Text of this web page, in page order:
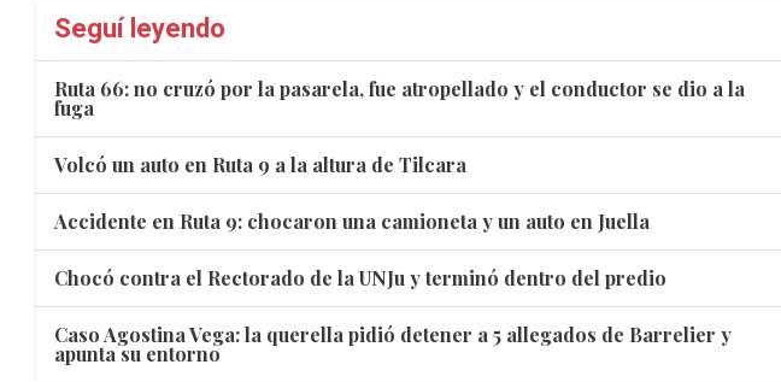
Seguí leyendo
Ruta 66: no cruzó por la pasarela, fue atropellado y el conductor se dio a la
fuga
Volcó un auto en Ruta 9 a la altura de Tilcara
Accidente en Ruta 9: chocaron una camioneta y un auto en Juella
Chocó contra el Rectorado de la UNJu y terminó dentro del predio
Caso Agostina Vega: la querella pidió detener a 5 allegados de Barrelier y
apunta su entorno